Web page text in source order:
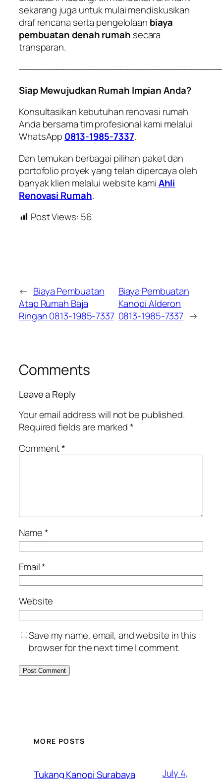
sekarang juga untuk mulai mendiskusikan
draf rencana serta pengelolaan biaya
pembuatan denah rumah secara
transparan.
Siap Mewujudkan Rumah Impian Anda?
Konsultasikan kebutuhan renovasi rumah
Anda bersama tim profesional kami melalui
WhatsApp 0813-1985-7337.
Dan temukan berbagai pilihan paket dan
portofolio proyek yang telah dipercaya oleh
banyak klien melalui website kamiAhli
Renovasi Rumah.
Post Views: 56
← Biaya Pembuatan
Atap Rumah Baja
Ringan 0813-1985-7337
Biaya Pembuatan
Kanopi Alderon
0813-1985-7337 →
Comments
Leave a Reply
Your email address will not be published.
Required fields are marked*
Comment*
Name*
Email*
Website
Save my name, email, and website in this
browser for the next time I comment.
MORE POSTS
Tukang Kanopi Surabaya
July 4,